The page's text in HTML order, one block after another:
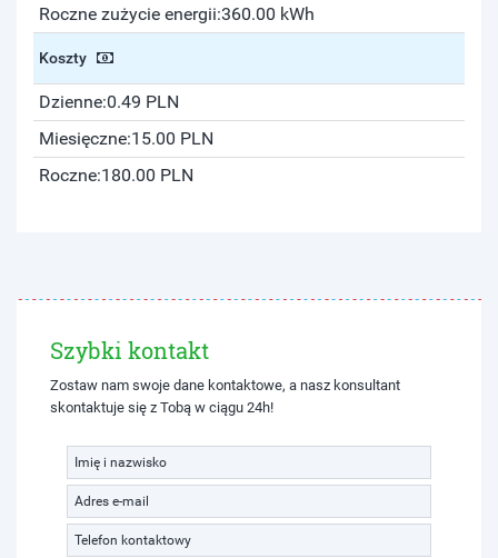
Roczne zużycie energii:360.00 kWh
Koszty
Dzienne:0.49 PLN
Miesięczne:15.00 PLN
Roczne:180.00 PLN
Szybki kontakt
Zostaw nam swoje dane kontaktowe, a nasz konsultant
skontaktuje się z Tobą w ciągu 24h!